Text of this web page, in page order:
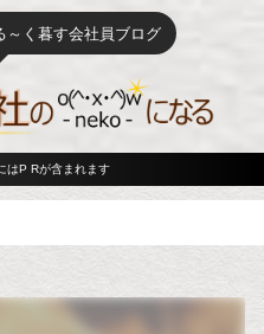
～く暮す会社員ブログ
はP Rが含まれます